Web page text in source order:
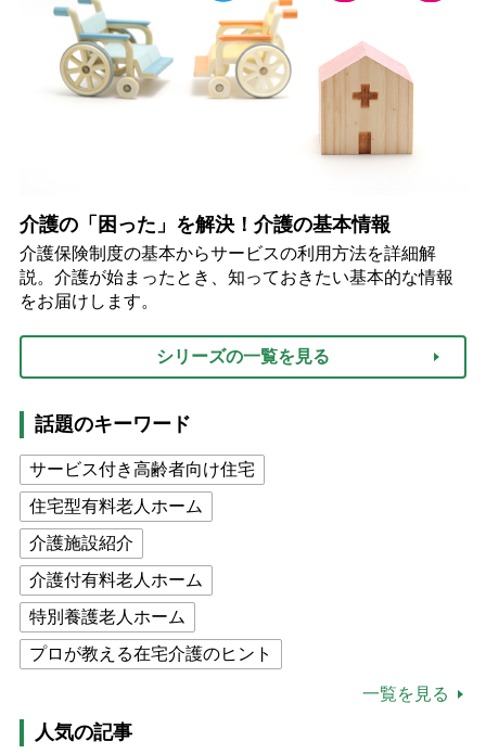
介護の「困った」を解決！介護の基本情報
介護保険制度の基本からサービスの利用方法を詳細解
説。介護が始まったとき、知っておきたい基本的な情報
をお届けします。
シリーズの一覧を見る
話題のキーワード
サービス付き高齢者向け住宅
住宅型有料老人ホーム
介護施設紹介
介護付有料老人ホーム
特別養護老人ホーム
プロが教える在宅介護のヒント
高木ブー
ケアマネジャー
一覧を見る
人気の記事